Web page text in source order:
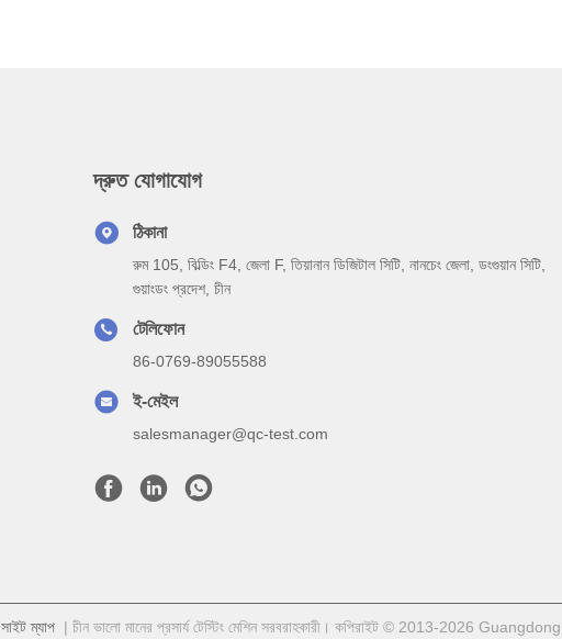
দ্রুত যোগাযোগ
ঠিকানা
রুম 105, বিল্ডিং F4, জেলা F, তিয়ানান ডিজিটাল সিটি, নানচেং জেলা, ডংগুয়ান সিটি,
গুয়াংডং প্রদেশ, চীন
টেলিফোন
86-0769-89055588
ই-মেইল
salesmanager@qc-test.com
সাইট ম্যাপ| চীন ভালো মানের প্রসার্য টেস্টিং মেশিন সরবরাহকারী। কপিরাইট © 2013-2026